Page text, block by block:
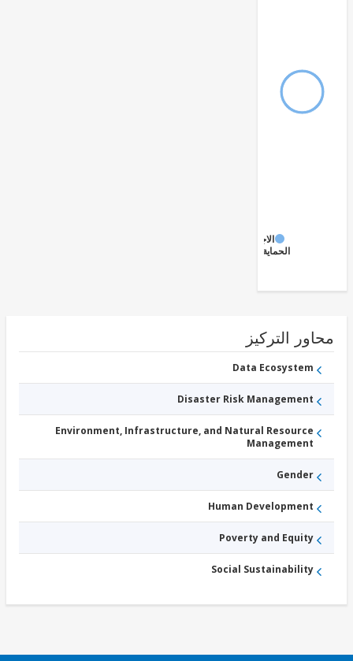
الاجتماعية
التركيز
Data Ecosystem
Disaster Risk Management
Environment, Infrastructure, and Natural Resource
Management
Gender
Human Development
Poverty and Equity
Social Sustainability